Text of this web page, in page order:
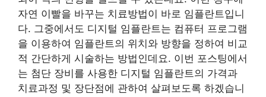
자연 이빨을 바꾸는 치료방법이 바로 임플란트입니
다. 그중에서도 디지털 임플란트는 컴퓨터 프로그램
을 이용하여 임플란트의 위치와 방향을 정하여 비교
적 간단하게 시술하는 방법인데요. 이번 포스팅에서
는 첨단 장비를 사용한 디지털 임플란트의 가격과
치료과정 및 장단점에 관하여 살펴보도록 하겠습니